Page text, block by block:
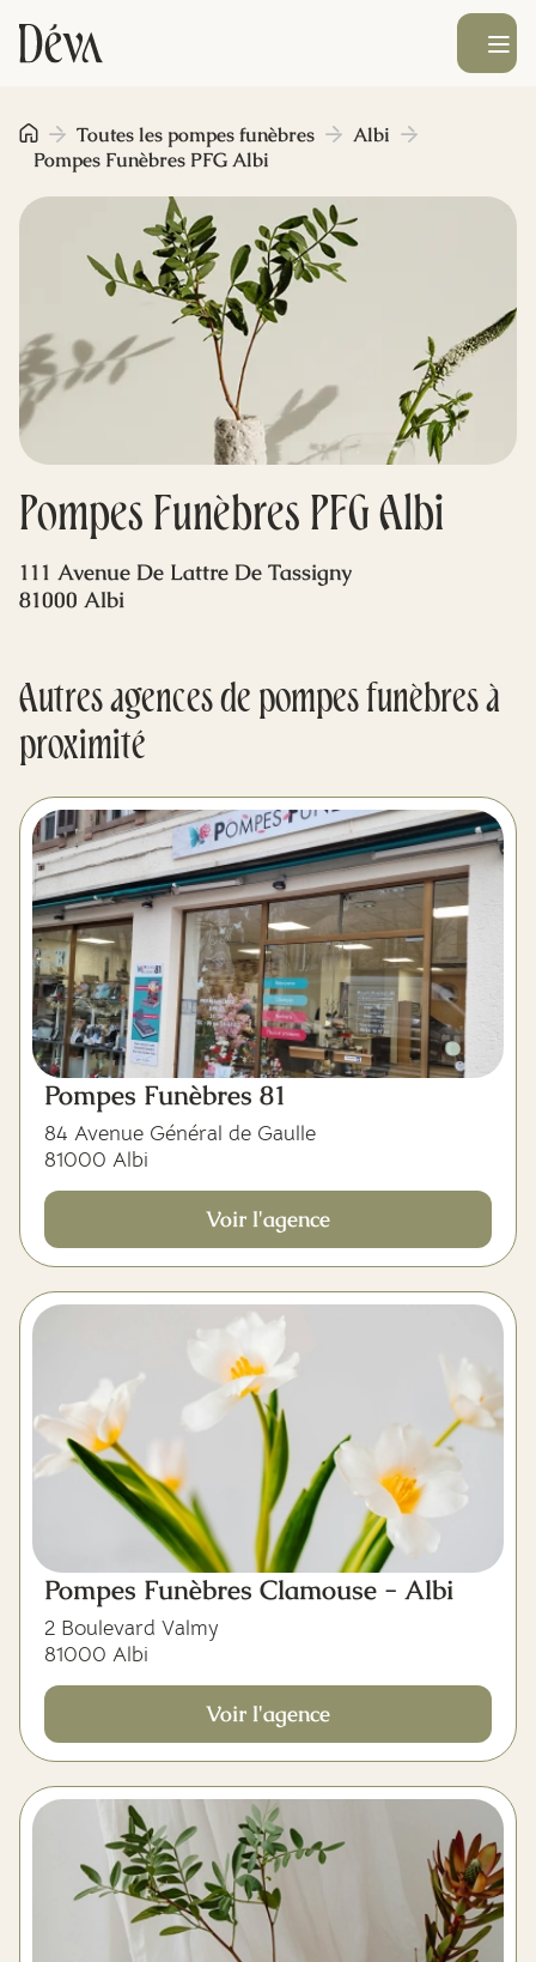
Obsèques
Prévoyance
Monument funéraire
Livraison de fleurs
Blog
Ouvrir le
Pompes Funèbres PFG Albi
Toutes les pompes funèbres
Albi
Pompes Funèbres PFG Albi
111 Avenue De Lattre De Tassigny
81000 Albi
Autres agences de pompes funèbres à
proximité
Pompes Funèbres 81
84 Avenue Général de Gaulle
81000 Albi
Voir l'agence
Pompes Funèbres Clamouse - Albi
2 Boulevard Valmy
81000 Albi
Voir l'agence